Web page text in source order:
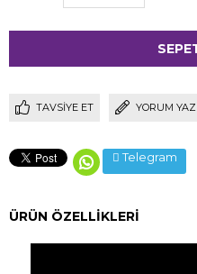
TAVSIYE ET YORUM YAZ
Telegram
ÜRÜN ÖZELLIKLERI